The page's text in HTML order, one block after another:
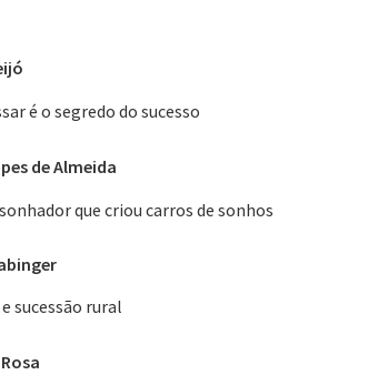
é o segredo do sucesso
de Almeida
que criou carros de sonhos
sucessão rural